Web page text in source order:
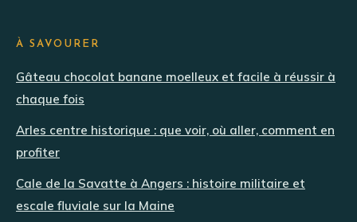
À SAVOURER
Gâteau chocolat banane moelleux et facile à réussir à
chaque fois
Arles centre historique : que voir, où aller, comment en
profiter
Cale de la Savatte à Angers : histoire militaire et
escale fluviale sur la Maine